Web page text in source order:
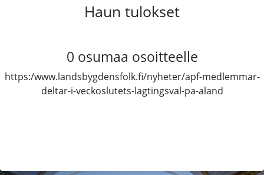
Haun tulokset
0 osumaa osoitteelle
https:/www.landsbygdensfolk.fi/nyheter/apf-medlemmar-
deltar-i-veckoslutets-lagtingsval-pa-aland